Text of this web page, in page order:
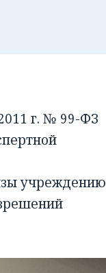
г. № 99-ФЗ
учреждению